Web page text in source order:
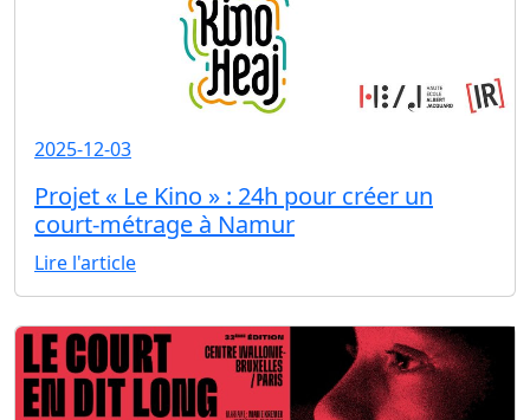
2025-12-03
Projet « Le Kino » : 24h pour créer un
court-métrage à Namur
Lire l'article